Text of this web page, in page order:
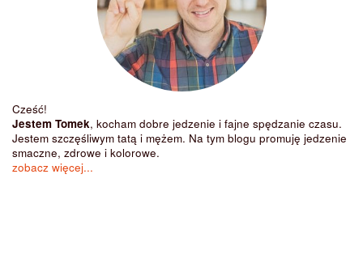
Cześć!
Jestem Tomek, kocham dobre jedzenie i fajne spędzanie czasu.
Jestem szczęśliwym tatą i mężem. Na tym blogu promuję jedzenie
smaczne, zdrowe i kolorowe.
zobacz więcej...